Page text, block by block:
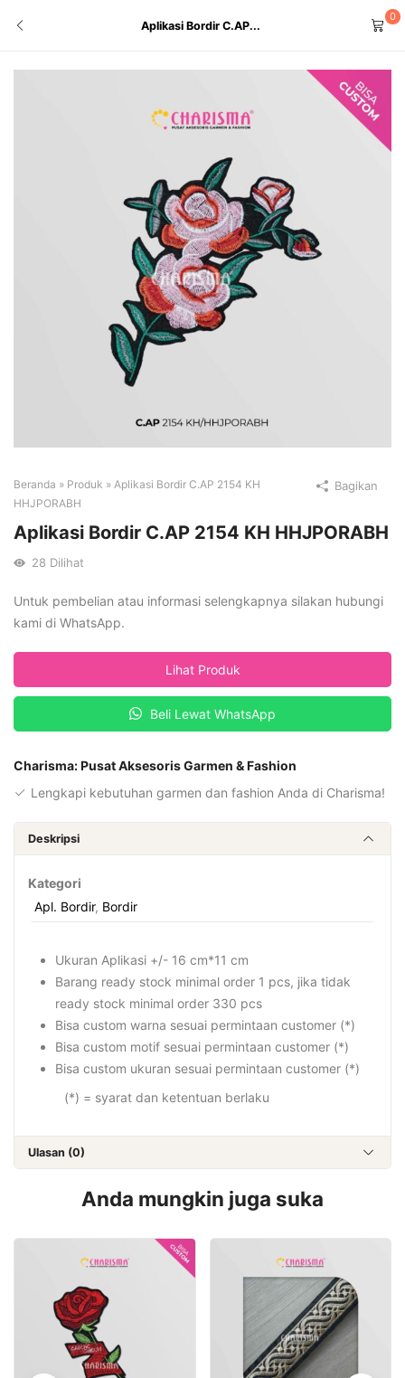
Aplikasi Bordir C.AP...
0
Beranda » Produk » Aplikasi Bordir C.AP 2154 KH
HHJPORABH
Aplikasi Bordir C.AP 2154 KH HHJPORABH
28 Dilihat
Untuk pembelian atau informasi selengkapnya silakan hubungi
kami di WhatsApp.
Lihat Produk
Beli Lewat WhatsApp
Charisma: Pusat Aksesoris Garmen & Fashion
Lengkapi kebutuhan garmen dan fashion Anda di Charisma!
Bagikan
Deskripsi
Kategori
Apl. Bordir, Bordir
Ukuran Aplikasi +/- 16 cm*11 cm
Barang ready stock minimal order 1 pcs, jika tidak
ready stock minimal order 330 pcs
Bisa custom warna sesuai permintaan customer (*)
Bisa custom motif sesuai permintaan customer (*)
Bisa custom ukuran sesuai permintaan customer (*)
(*) = syarat dan ketentuan berlaku
Ulasan (0)
Anda mungkin juga suka